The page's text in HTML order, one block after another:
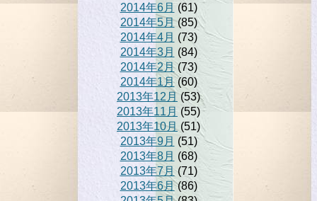
2014年6月(61)
2014年5月(85)
2014年4月 (73)
2014年3月 (84)
2014年2月(73)
2014年1月(60)
2013年12月 (53)
2013年11月 (55)
2013年10月 (51)
2013年9月 (51)
2013年8月 (68)
2013年7月 (71)
2013年6月(86)